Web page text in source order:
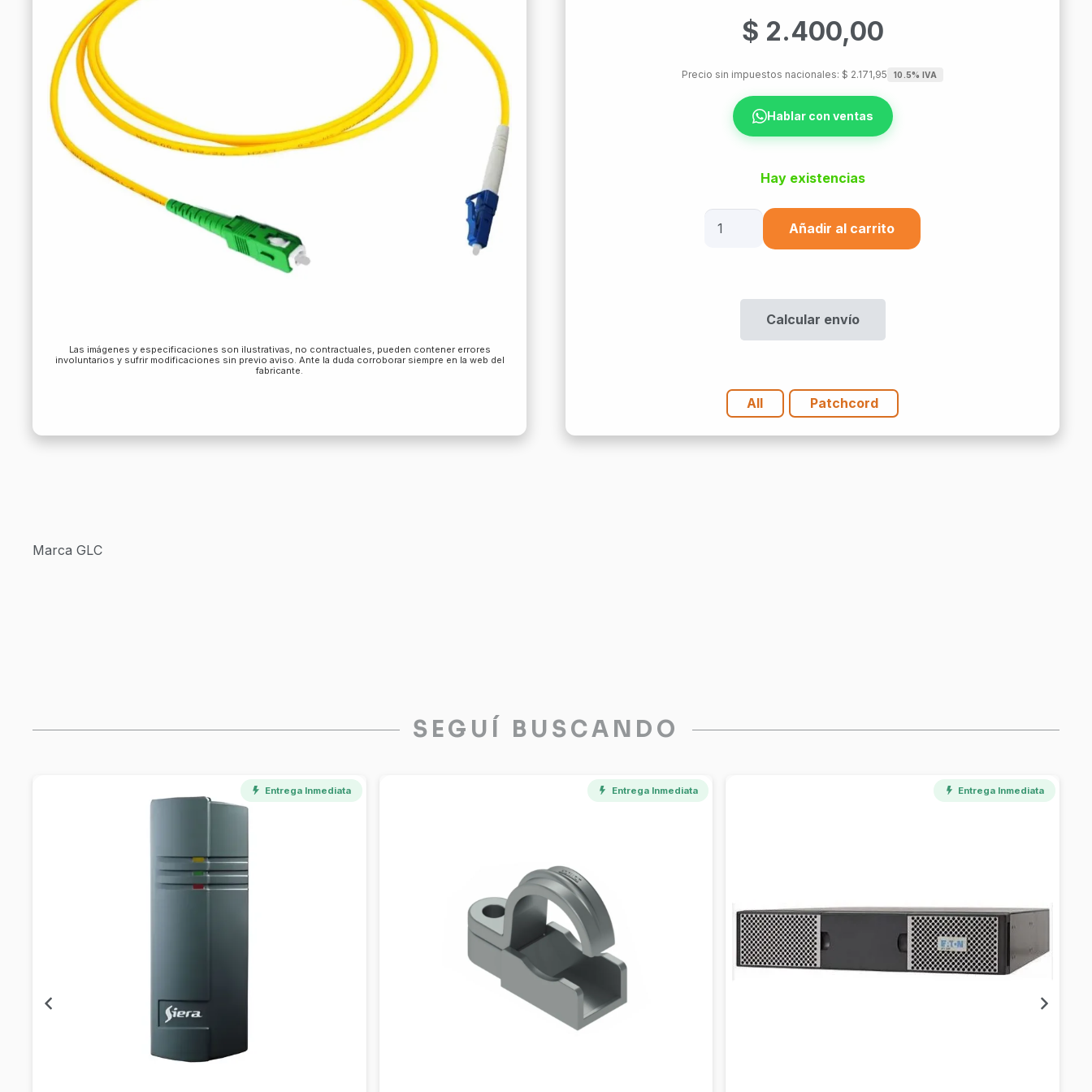
Las imágenes y especificaciones son ilustrativas, no contractuales, pueden contener errores
involuntarios y sufrir modificaciones sin previo aviso. Ante la duda corroborar siempre en la web del
fabricante.
$ 2.400,00
Precio sin impuestos nacionales: $ 2.171,95 10.5% IVA
Hablar con ventas
Hay existencias
Patchcord
Sc/Pc
Simplex
Añadir al carrito
Calcular envío
All Patchcord
Marca GLC
SEGUÍ BUSCANDO